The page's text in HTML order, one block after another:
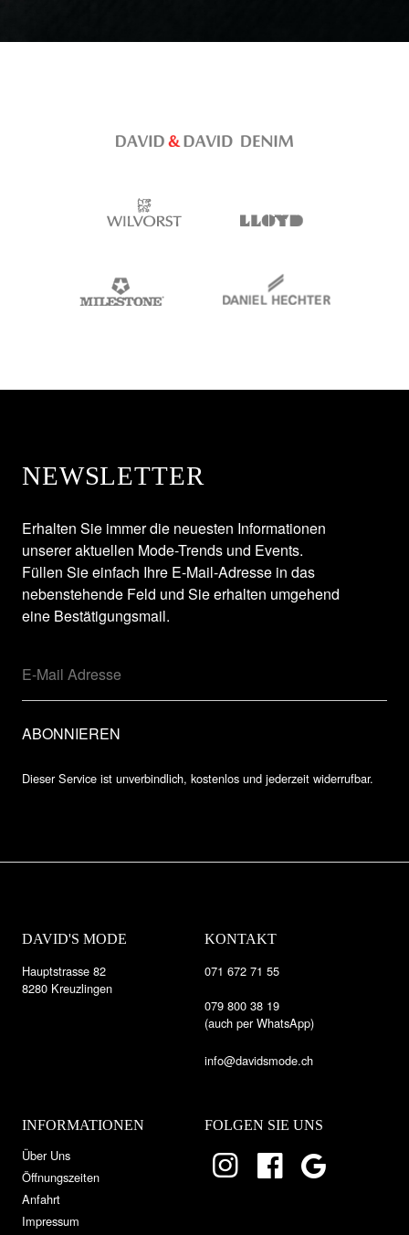
NEWSLETTER
Erhalten Sie immer die neuesten Informationen
unserer aktuellen Mode-Trends und Events.
Füllen Sie einfach Ihre E-Mail-Adresse in das
nebenstehende Feld und Sie erhalten umgehend
eine Bestätigungsmail.
Dieser Service ist unverbindlich, kostenlos und jederzeit widerrufbar.
DAVID'S MODE
Hauptstrasse 82
8280 Kreuzlingen
KONTAKT
071 672 71 55
079 800 38 19
(auch per WhatsApp)
info@davidsmode.ch
INFORMATIONEN
Über Uns
Öffnungszeiten
Anfahrt
Impressum
FOLGEN SIE UNS